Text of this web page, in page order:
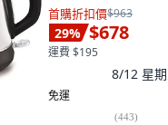
首購折扣價$963
29% $678
運費 $195
8/12 星
免運
(443)